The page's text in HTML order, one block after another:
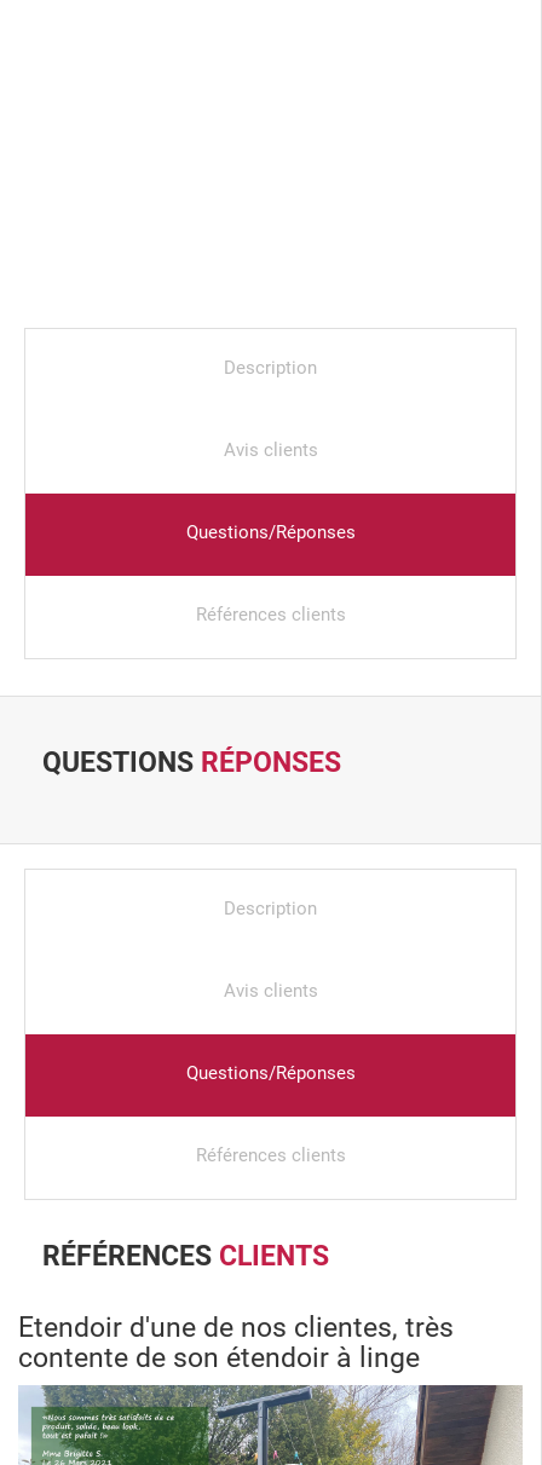
Description
Avis clients
Questions/Réponses
Références clients
QUESTIONS RÉPONSES
Description
Avis clients
Questions/Réponses
Références clients
RÉFÉRENCES CLIENTS
Etendoir d'une de nos clientes, très
contente de son étendoir à linge